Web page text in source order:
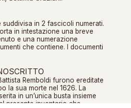
suddivisa in 2 fascicoli numerati.
in intestazione una breve
e una numerazione
che contiene. I documenti
Remboldi furono ereditate
la sua morte nel 1626. La
in un’unica busta insieme
presente inventario che